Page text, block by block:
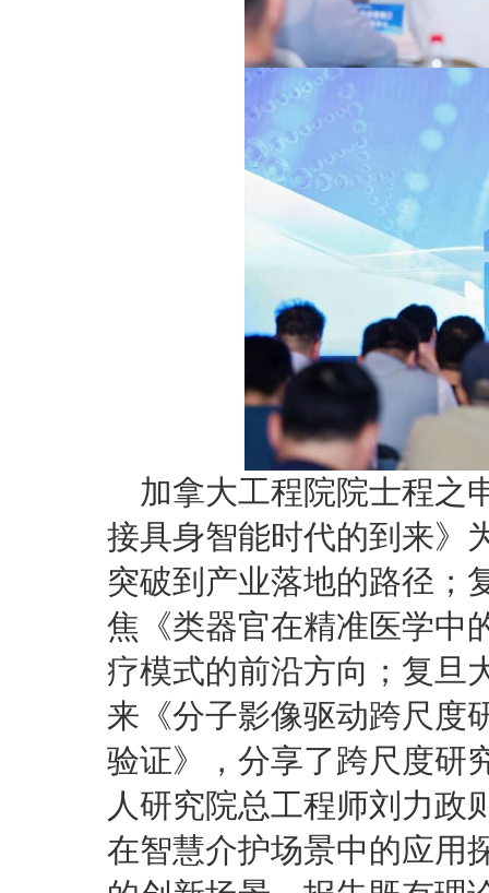
加拿大工程院院士程
接具身智能时代的到来》
突破到产业落地的路径；
焦《类器官在精准医学中
疗模式的前沿方向；复旦
来《分子影像驱动跨尺度
验证》，分享了跨尺度研
人研究院总工程师刘力政
在智慧介护场景中的应用